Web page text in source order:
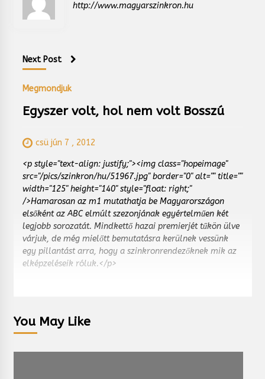
http://www.magyarszinkron.hu
Next Post
Megmondjuk
Egyszer volt, hol nem volt Bosszú
csü jún 7 , 2012
<p style="text-align: justify;"><img class="hopeimage"
src="/pics/szinkron/hu/51967.jpg" border="0" alt="" title=""
width="125" height="140" style="float: right;"
/>Hamarosan az m1 mutathatja be Magyarországon
elsőként az ABC elmúlt szezonjának egyértelműen két
legjobb sorozatát. Mindkettő hazai premierjét tűkön ülve
várjuk, de még mielőtt bemutatásra kerülnek vessünk
egy pillantást arra, hogy a szinkronrendezőknek mik az
elképzeléseik róluk.</p>
You May Like